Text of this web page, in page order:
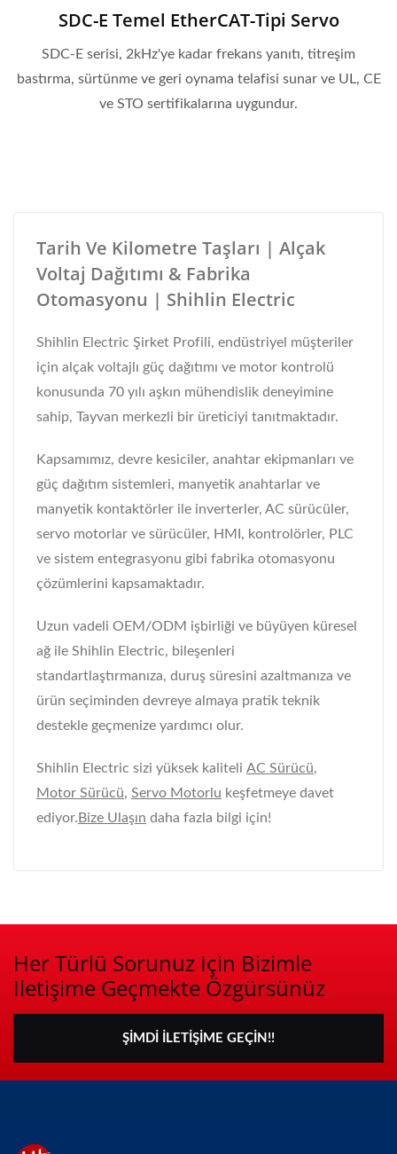
SDC-E Temel EtherCAT-Tipi Servo
SDC-E serisi, 2kHz'ye kadar frekans yanıtı, titreşim
bastırma, sürtünme ve geri oynama telafisi sunar ve UL, CE
ve STO sertifikalarına uygundur.
Tarih Ve Kilometre Taşları | Alçak
Voltaj Dağıtımı & Fabrika
Otomasyonu | Shihlin Electric
Shihlin Electric Şirket Profili, endüstriyel müşteriler
için alçak voltajlı güç dağıtımı ve motor kontrolü
konusunda 70 yılı aşkın mühendislik deneyimine
sahip, Tayvan merkezli bir üreticiyi tanıtmaktadır.
Kapsamımız, devre kesiciler, anahtar ekipmanları ve
güç dağıtım sistemleri, manyetik anahtarlar ve
manyetik kontaktörler ile inverterler, AC sürücüler,
servo motorlar ve sürücüler, HMI, kontrolörler, PLC
ve sistem entegrasyonu gibi fabrika otomasyonu
çözümlerini kapsamaktadır.
Uzun vadeli OEM/ODM işbirliği ve büyüyen küresel
ağ ile Shihlin Electric, bileşenleri
standartlaştırmanıza, duruş süresini azaltmanıza ve
ürün seçiminden devreye almaya pratik teknik
destekle geçmenize yardımcı olur.
Shihlin Electric sizi yüksek kaliteli AC Sürücü,
Motor Sürücü, Servo Motorlu keşfetmeye davet
ediyor. Bize Ulaşın daha fazla bilgi için!
Her Türlü Sorunuz Için Bizimle
Iletişime Geçmekte Özgürsünüz
ŞIMDI İLETIŞIME GEÇIN!!